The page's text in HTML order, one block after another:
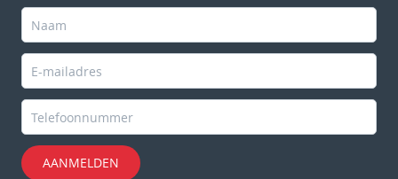
AANMELDEN